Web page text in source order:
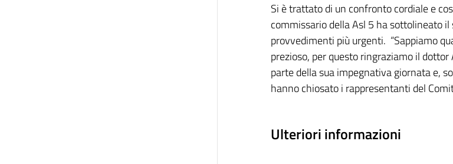
Si è trattato di un confronto cordiale e
commissario della Asl 5 ha sottolineato
provvedimenti più urgenti. “Sappiamo
prezioso, per questo ringraziamo il
parte della sua impegnativa giornata e,
hanno chiosato i rappresentanti del
Ulteriori informazioni